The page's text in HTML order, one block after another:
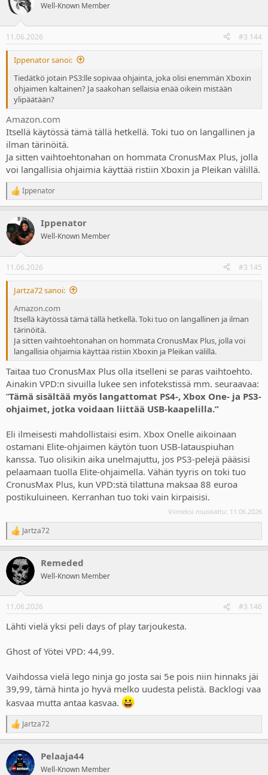
Well-Known Member
11.06.2026 #3 144
Ippenator sanoi:
Tiedätkö jotain PS3:lle sopivaa ohjainta, joka olisi enemmän Xboxin
ohjaimen kaltainen? Ja saakohan sellaisia enää oikein mistään
ylipäätään?
Amazon.com
Itsellä käytössä tämä tällä hetkellä. Toki tuo on langallinen ja
ilman tärinöitä.
Ja sitten vaihtoehtonahan on hommata CronusMax Plus, jolla
voi langallisia ohjaimia käyttää ristiin Xboxin ja Pleikan välillä.
R
e
c
t
i
s
:
Ippenator
Ippenator
Well-Known Member
11.06.2026 #3 145
Jartza72 sanoi:
Amazon.com
Itsellä käytössä tämä tällä hetkellä. Toki tuo on langallinen ja ilman
tärinöitä.
Ja sitten vaihtoehtonahan on hommata CronusMax Plus, jolla voi
langallisia ohjaimia käyttää ristiin Xboxin ja Pleikan välillä.
Taitaa tuo CronusMax Plus olla itselleni se paras vaihtoehto.
Ainakin VPD:n sivuilla lukee sen infotekstissä mm. seuraavaa:
”Tämä sisältää myös langattomat PS4-, Xbox One- ja PS3-
ohjaimet, jotka voidaan liittää USB-kaapelilla.”
Eli ilmeisesti mahdollistaisi esim. Xbox Onelle aikoinaan
ostamani Elite-ohjaimen käytön tuon USB-latauspiuhan
kanssa. Tuo olisikin aika unelmajuttu, jos PS3-pelejä pääsisi
pelaamaan tuolla Elite-ohjaimella. Vähän tyyris on toki tuo
CronusMax Plus, kun VPD:stä tilattuna maksaa 88 euroa
postikuluineen. Kerranhan tuo toki vain kirpaisisi.
Viimeksi muokattu: 11.06.2026
R
e
c
t
i
s
Jartza72
Remeded
Well-Known Member
11.06.2026 #3 146
Lähti vielä yksi peli days of play tarjoukesta.
Ghost of Yötei VPD: 44,99.
Vaihdossa vielä lego ninja go josta sai 5e pois niin hinnaks jäi
39,99, tämä hinta jo hyvä melko uudesta pelistä. Backlogi vaa
kasvaa mutta antaa kasvaa.
R
e
c
t
Jartza72
Pelaaja44
Well-Known Member